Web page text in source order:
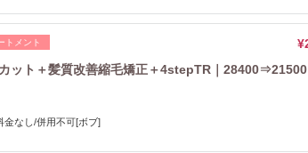
トメント
ット＋髪質改善縮毛矯正＋4stepTR｜28400⇒21500
金なし/併用不可[ボブ]